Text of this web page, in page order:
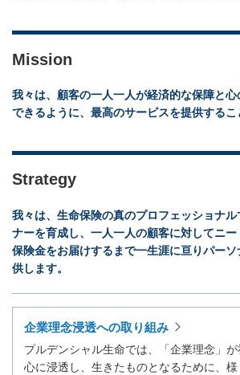
Mission
我々は、顧客の一人一人が経済的な保障と
できるように、最高のサービスを提供するこ
Strategy
我々は、生命保険の真のプロフェッショナ
ナーを育成し、一人一人の顧客に対してニー
保険金をお届けするまで一生涯に亘りパー
供します。
企業理念浸透への取り組み
プルデンシャル生命では、「企業理念」
心に浸透し、生きたものとなるために、